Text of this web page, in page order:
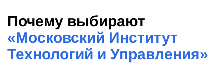
Почему выбирают
«Московский Институт
Технологий и Управления»